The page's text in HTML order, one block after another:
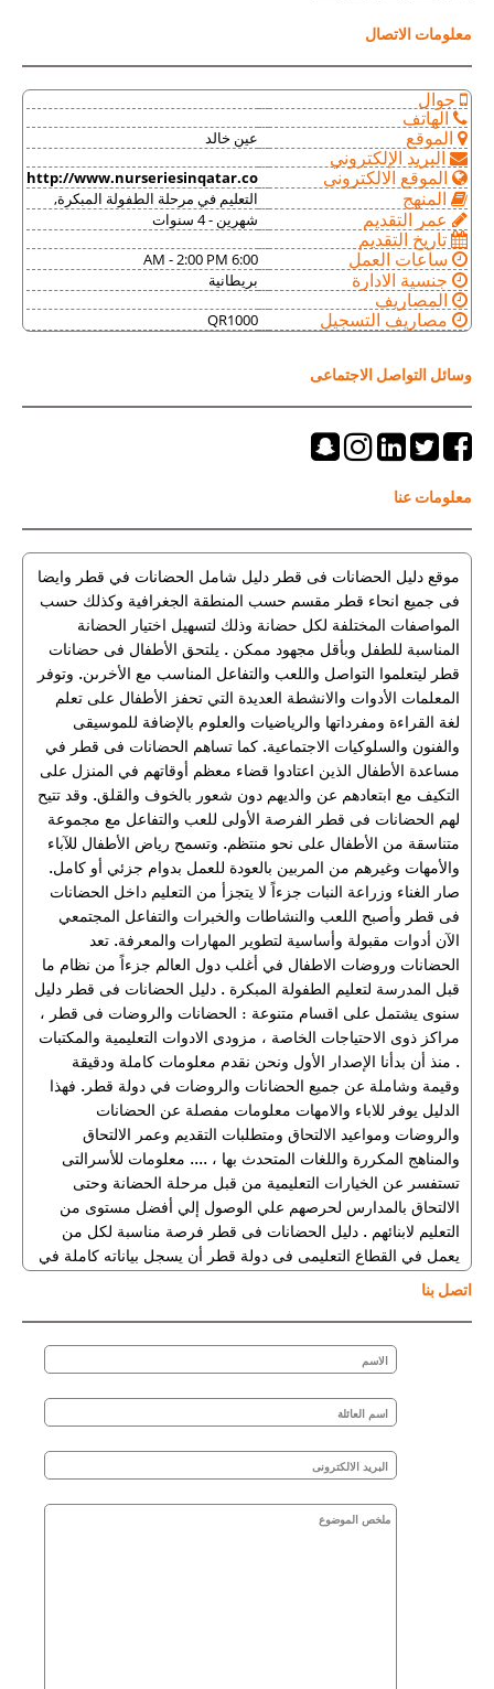
معلومات الاتصال
جوال
الهاتف
الموقع
عين خالد
البريد الإلكتروني
الموقع الالكترونى
http://www.nurseriesinqatar.co
المنهج التعليم في مرحلة الطفولة المبكرة,
عمر التقديم شهرين - 4 سنوات
تاريخ التقديم
ساعات العمل
6:00 AM - 2:00 PM
جنسية الادارة بريطانية
المصاريف
مصاريف التسجيل
QR1000
وسائل التواصل الاجتماعى
معلومات عنا
موقع دليل الحضانات فى قطر دليل شامل الحضانات في قطر وايضا
فى جميع انحاء قطر مقسم حسب المنطقة الجغرافية وكذلك حسب
المواصفات المختلفة لكل حضانة وذلك لتسهيل اختيار الحضانة
المناسبة للطفل وبأقل مجهود ممكن . يلتحق الأطفال فى حضانات
قطر ليتعلموا التواصل واللعب والتفاعل المناسب مع الأخرىن. وتوفر
المعلمات الأدوات والانشطة العديدة التي تحفز الأطفال على تعلم
لغة القراءة ومفرداتها والرياضيات والعلوم بالإضافة للموسيقى
والفنون والسلوكيات الاجتماعية. كما تساهم الحضانات فى قطر في
مساعدة الأطفال الذين اعتادوا قضاء معظم أوقاتهم في المنزل على
التكيف مع ابتعادهم عن والديهم دون شعور بالخوف والقلق. وقد تتيح
لهم الحضانات فى قطر الفرصة الأولى للعب والتفاعل مع مجموعة
متناسقة من الأطفال على نحو منتظم. وتسمح رياض الأطفال للآباء
والأمهات وغيرهم من المربين بالعودة للعمل بدوام جزئي أو كامل.
صار الغناء وزراعة النبات جزءاً لا يتجزأ من التعليم داخل الحضانات
فى قطر وأصبح اللعب والنشاطات والخبرات والتفاعل المجتمعي
الآن أدوات مقبولة وأساسية لتطوير المهارات والمعرفة. تعد
الحضانات وروضات الاطفال في أغلب دول العالم جزءاً من نظام ما
قبل المدرسة لتعليم الطفولة المبكرة . دليل الحضانات فى قطر دليل
سنوى يشتمل على اقسام متنوعة : الحضانات والروضات فى قطر ،
مراكز ذوى الاحتياجات الخاصة ، مزودى الادوات التعليمية والمكتبات
. منذ أن بدأنا الإصدار الأول ونحن نقدم معلومات كاملة ودقيقة
وقيمة وشاملة عن جميع الحضانات والروضات في دولة قطر. فهذا
الدليل يوفر للاباء والامهات معلومات مفصلة عن الحضانات
والروضات ومواعيد الالتحاق ومتطلبات التقديم وعمر الالتحاق
والمناهج المكررة واللغات المتحدث بها ، .... معلومات للأسرالتى
تستفسر عن الخيارات التعليمية من قبل مرحلة الحضانة وحتى
الالتحاق بالمدارس لحرصهم علي الوصول إلي أفضل مستوى من
التعليم لابنائهم . دليل الحضانات فى قطر فرصة مناسبة لكل من
يعمل في القطاع التعليمى فى دولة قطر أن يسجل بياناته كاملة في
القسم المناسب للوصول في نهاية الأمر إلي المواطنين و المقيمين
في دولة قطر. الأباء المهتمين بالتعليم عندما يأتون حديثا لدولة قطر
أو ينتقلون من مكان لأخر في قطر سوف يجدون في دليل الحضانات
فى قطر ما يناسبهم وما يحيط بمنطقتهم من دور
والروضات وكل ما يهمهم . وبالإضافة إلي النسخة المطبوعة من دليل
حضانات وروضات قطر . يوجد أيضاالموقعحيث يمكن للزائر أن
يحصل على كافة المعلومات المتعلقة بالحضانات والروضات فى
قطر . بالاضافة الى تطبيقات الهاتف الجوال المتوفرة على الاندرويد
دليل الحضانات فى قطر ( النسخة المطبوعة +الموقع الالكترونى
اتصل بنا